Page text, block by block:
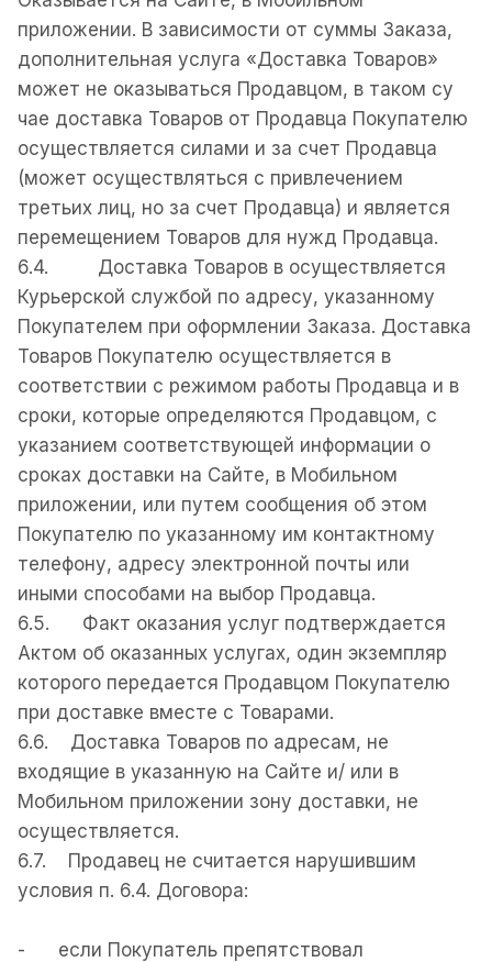
приложении. В зависимости от суммы Заказа,
дополнительная услуга «Доставка Товаров»
может не оказываться Продавцом, в таком су
чае доставка Товаров от Продавца Покупателю
осуществляется силами и за счет Продавца
(может осуществляться с привлечением
третьих лиц, но за счет Продавца) и является
перемещением Товаров для нужд Продавца.
6.4. Доставка Товаров в осуществляется
Курьерской службой по адресу, указанному
Покупателем при оформлении Заказа. Доставка
Товаров Покупателю осуществляется в
соответствии с режимом работы Продавца и в
сроки, которые определяются Продавцом, с
указанием соответствующeй информации о
сроках доставки на Сайте, в Мобильном
приложении, или путем сообщения об этом
Покупателю по указанному им контактному
телефону, адресу электронной почты или
иными способами на выбор Продавца.
6.5. Факт оказания ycлyг подтверждается
Актом об оказанных услугах, один экземпляр
которого передается Продавцом Покупателю
при доставке вместе с Товарами.
6.6. Доставка Товаров по адресам, не
входящие в указанную на Сайте и/ или в
Мобильном приложении зону доставки, не
осуществляется.
6.7. Продавец не считается нарушившим
условия п. 6.4. Договора:
- если Покупатель препятствовал